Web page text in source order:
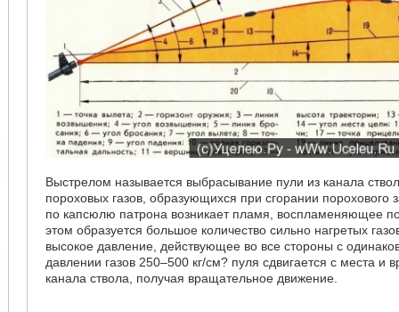
Выстрелом называется выбрасывание пули из канала
пороховых газов, образующихся при сгорании порохового
по капсюлю патрона возникает пламя, воспламеняющее
этом образуется большое количество сильно нагретых
высокое давление, действующее во все стороны с
давлении газов 250–500 кг/см? пуля сдвигается с места и
канала ствола, получая вращательное движение.